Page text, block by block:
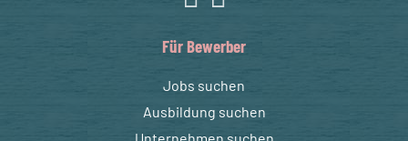
Für Bewerber
Jobs suchen
Ausbildung suchen